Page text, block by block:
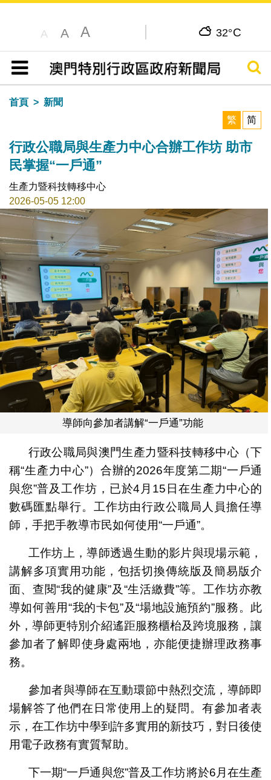
A A A 32°C
目錄
搜尋
首頁
新聞
繁
简
行政公職局與生產力中心合辦工作坊 助市
民掌握“一戶通”
生產力暨科技轉移中心
2026-05-05 12:00
導師向參加者講解“一戶通”功能
行政公職局與澳門生產力暨科技轉移中心（下
稱“生產力中心”）合辦的2026年度第二期“一戶通
與您”普及工作坊，已於4月15日在生產力中心的
數碼匯點舉行。工作坊由行政公職局人員擔任導
師，手把手教導市民如何使用“一戶通”。
工作坊上，導師透過生動的影片與現場示範，
講解多項實用功能，包括切換傳統版及簡易版介
面、查閱“我的健康”及“生活繳費”等。工作坊亦教
導如何善用“我的卡包”及“場地設施預約”服務。此
外，導師更特別介紹遙距服務櫃枱及跨境服務，讓
參加者了解即使身處兩地，亦能便捷辦理政務事
務。
參加者與導師在互動環節中熱烈交流，導師即
場解答了他們在日常使用上的疑問。有參加者表
示，在工作坊中學到許多實用的新技巧，對日後使
用電子政務有實質幫助。
下一期“一戶通與您”普及工作坊將於6月在生產